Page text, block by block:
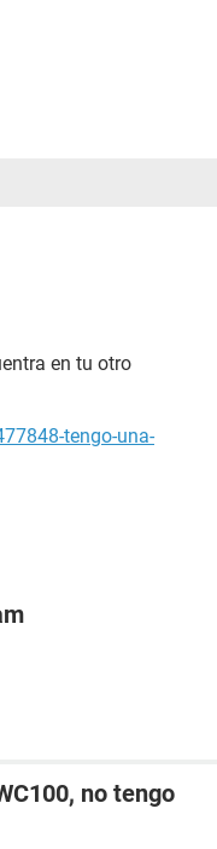
en tu otro
tengo-una-
no tengo